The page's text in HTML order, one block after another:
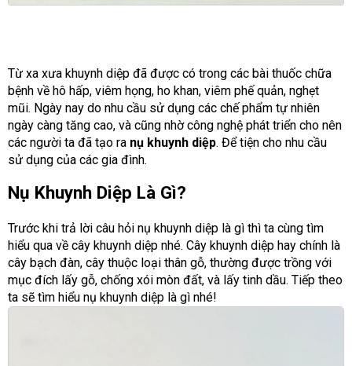
Từ xa xưa khuynh diệp đã được có trong các bài thuốc chữa
bệnh về hô hấp, viêm họng, ho khan, viêm phế quản, nghẹt
mũi. Ngày nay do nhu cầu sử dụng các chế phẩm tự nhiên
ngày càng tăng cao, và cũng nhờ công nghệ phát triển cho nên
các người ta đã tạo ra nụ khuynh diệp. Để tiện cho nhu cầu
sử dụng của các gia đình.
Nụ Khuynh Diệp Là Gì?
Trước khi trả lời câu hỏi nụ khuynh diệp là gì thì ta cùng tìm
hiểu qua về cây khuynh diệp nhé. Cây khuynh diệp hay chính là
cây bạch đàn, cây thuộc loại thân gỗ, thường được trồng với
mục đích lấy gỗ, chống xói mòn đất, và lấy tinh dầu. Tiếp theo
ta sẽ tìm hiểu nụ khuynh diệp là gì nhé!